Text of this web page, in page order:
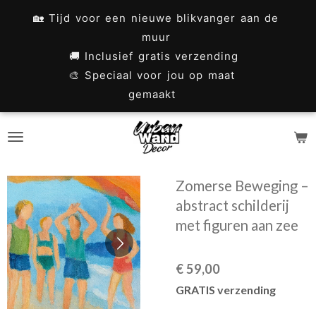
🏡 Tijd voor een nieuwe blikvanger aan de
muur
🚚 Inclusief gratis verzending
🎨 Speciaal voor jou op maat
gemaakt
Zomerse Beweging –
abstract schilderij
met figuren aan zee
€ 59,00
GRATIS verzending